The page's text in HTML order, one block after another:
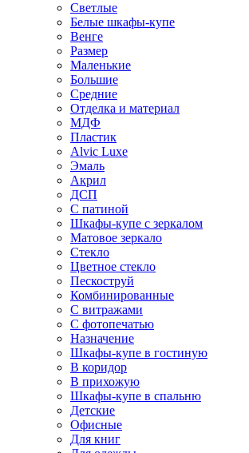
Светлые
Белые шкафы-купе
Венге
Размер
Маленькие
Большие
Средние
Отделка и материал
МДФ
Пластик
Alvic Luxe
Эмаль
Акрил
ДСП
С патиной
Шкафы-купе с зеркалом
Матовое зеркало
Стекло
Цветное стекло
Пескоструй
Комбинированные
С витражами
С фотопечатью
Назначение
Шкафы-купе в гостиную
В коридор
В прихожую
Шкафы-купе в спальню
Детские
Офисные
Для книг